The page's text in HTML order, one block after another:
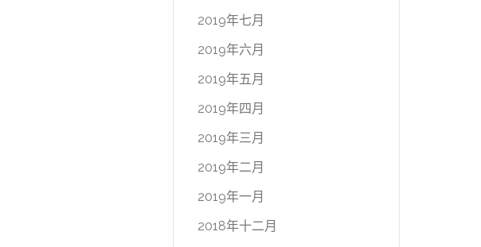
2019年七月
2019年六月
2019年五月
2019年四月
2019年三月
2019年二月
2019年一月
2018年十二月